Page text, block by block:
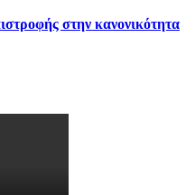
στην κανονικότητα